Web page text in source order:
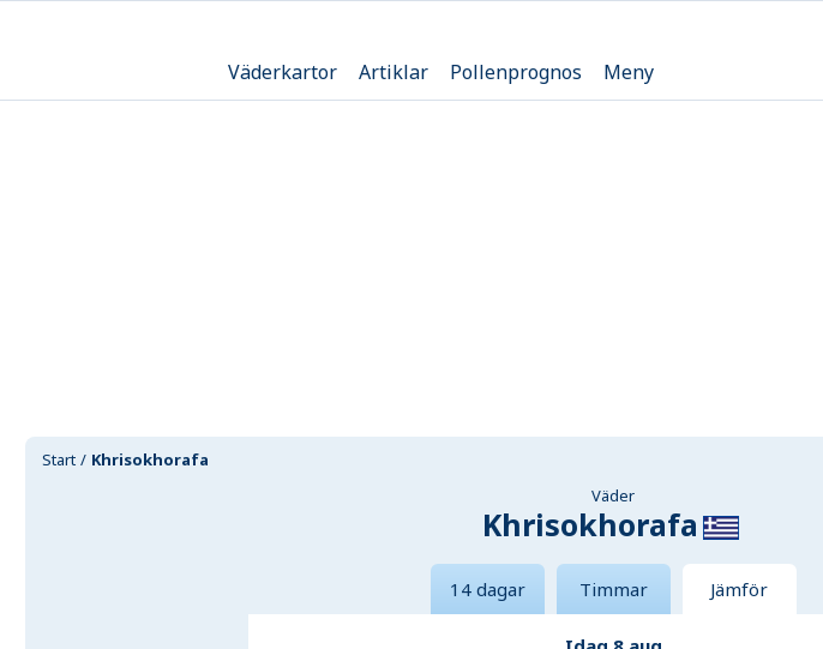
Väderkartor Artiklar Pollenprognos Meny
Start Khrisokhorafa
Väder
Khrisokhorafa
14 dagar Timmar Jämför